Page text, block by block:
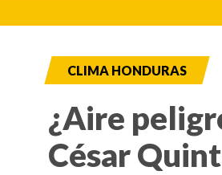
CLIMA HONDURAS
¿Aire
César